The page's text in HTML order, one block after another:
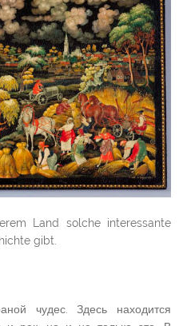
Land solche interessante
gibt.
чудес. Здесь находится